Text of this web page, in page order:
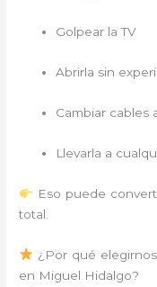
Golpear la TV
Abrirla sin
Cambiar cables
Llevarla a
Eso puede
total.
¿Por qué
en Miguel Hidalgo?